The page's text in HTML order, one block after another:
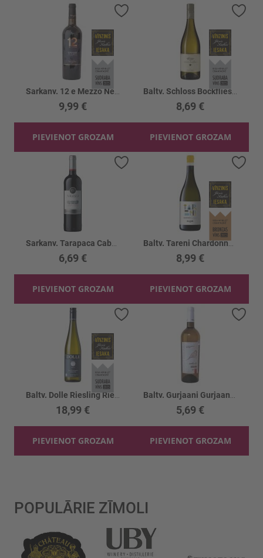
9,99 €
PIEVIENOT GROZAM
8,69 €
PIEVIENOT GROZAM
6,69 €
PIEVIENOT GROZAM
Pievienot vēlmju sarakstam
Baltv. Tareni Chardonnay 12.5%
8,99 €
PIEVIENOT GROZAM
18,99 €
PIEVIENOT GROZAM
5,69 €
PIEVIENOT GROZAM
POPULĀRIE ZĪMOLI